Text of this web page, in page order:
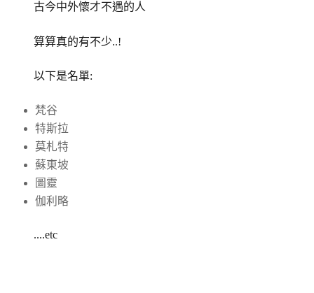
古今中外懷才不遇的人
算算真的有不少..!
以下是名單:
梵谷
特斯拉
莫札特
蘇東坡
圖靈
伽利略
....etc